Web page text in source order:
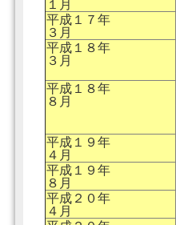
１月
平成１７年
３月
平成１８年
３月
平成１８年
８月
平成１９年
４月
平成１９年
８月
平成２０年
４月